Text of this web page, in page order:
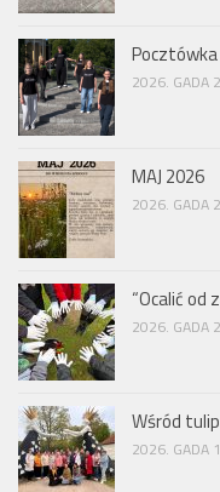
2026. GADA
MAJ 2026
2026. GADA
“Ocalić od
2026. GADA
Wśród
2026. GADA